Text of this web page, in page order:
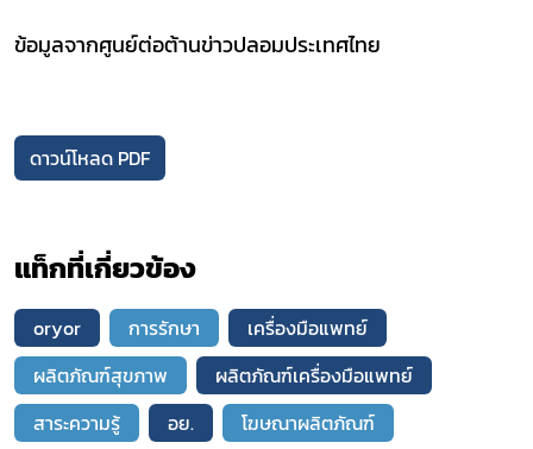
ข้อมูลจากศูนย์ต่อต้านข่าวปลอมประเทศไทย
ดาวน์โหลด PDF
แท็กที่เกี่ยวข้อง
oryor การรักษา
เครื่องมือแพทย์
ผลิตภัณฑ์สุขภาพ
ผลิตภัณฑ์เครื่องมือแพทย์
สาระความรู้
อย.
โฆษณาผลิตภัณฑ์